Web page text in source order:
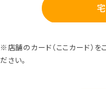
※店舗のカード（ここカード）
ださい。